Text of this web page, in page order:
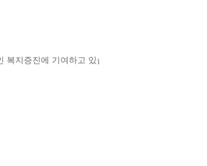
지증진에 기여하고 있습니다.